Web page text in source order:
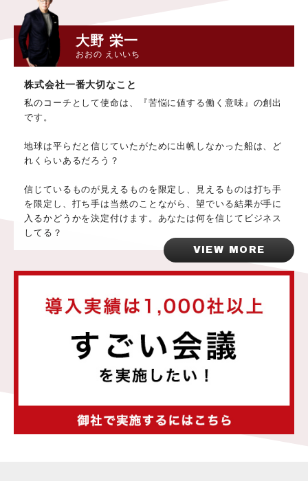
大野 栄一
おおの えいいち
株式会社一番大切なこと
私のコーチとして使命は、『苦悩に値する働く意味』の創出
です。
地球は平らだと信じていたがために出帆しなかった船は、ど
れくらいあるだろう？
信じているものが見えるものを限定し、見えるものは打ち手
を限定し、打ち手は当然のことながら、望でいる結果が手に
入るかどうかを決定付けます。あなたは何を信じてビジネス
してる？
VIEW MORE